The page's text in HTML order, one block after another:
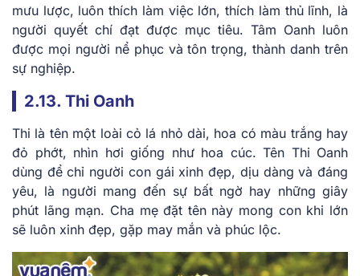
mưu lược, luôn thích làm việc lớn, thích làm thủ lĩnh, là
người quyết chí đạt được mục tiêu. Tâm Oanh luôn
được mọi người nể phục và tôn trọng, thành danh trên
sự nghiệp.
2.13. Thi Oanh
Thi là tên một loài cỏ lá nhỏ dài, hoa có màu trắng hay
đỏ phớt, nhìn hơi giống như hoa cúc. Tên Thi Oanh
dùng để chỉ người con gái xinh đẹp, dịu dàng và đáng
yêu, là người mang đến sự bất ngờ hay những giây
phút lãng mạn. Cha mẹ đặt tên này mong con khi lớn
sẽ luôn xinh đẹp, gặp may mắn và phúc lộc.